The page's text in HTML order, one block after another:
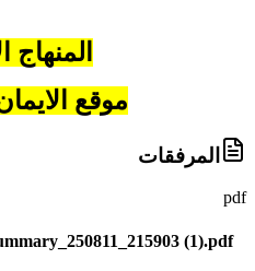
المنهاج
موقع
المرفقات
pdf
(1).pdf